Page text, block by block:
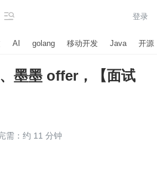
 登录
AI golang 移动开发 Java 开源
墨墨 offer，【面试
需：约 11 分钟